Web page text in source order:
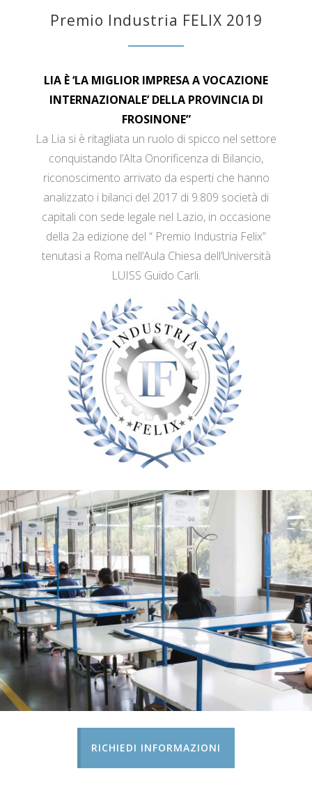
Premio Industria FELIX 2019
LIA È ‘LA MIGLIOR IMPRESA A VOCAZIONE
INTERNAZIONALE’ DELLA PROVINCIA DI
FROSINONE”
La Lia si è ritagliata un ruolo di spicco nel settore
conquistando l’Alta Onorificenza di Bilancio,
riconoscimento arrivato da esperti che hanno
analizzato i bilanci del 2017 di 9.809 società di
capitali con sede legale nel Lazio, in occasione
della 2a edizione del “ Premio Industria Felix”
tenutasi a Roma nell’Aula Chiesa dell’Università
LUISS Guido Carli.
RICHIEDI INFORMAZIONI